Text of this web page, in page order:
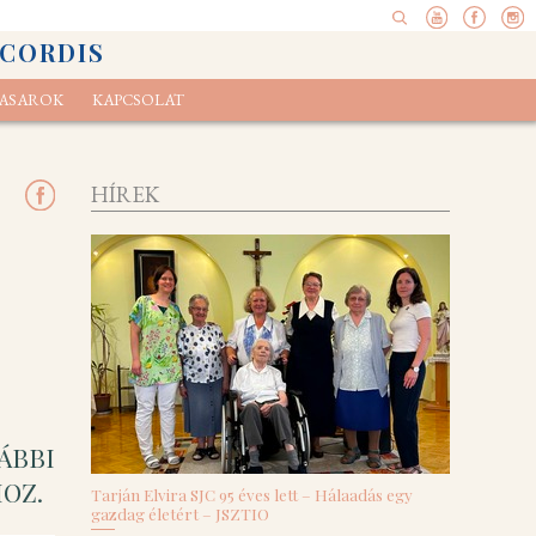
KAPCSOLAT
HÍREK
Tarján Elvira SJC 95 éves lett – Hálaadás egy
gazdag életért – JSZTIO